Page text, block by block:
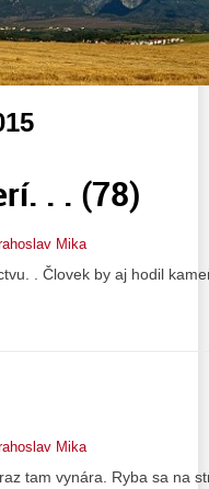
. . (78)
Mika
. Človek by aj hodil
Mika
tam vynára. Ryba sa na